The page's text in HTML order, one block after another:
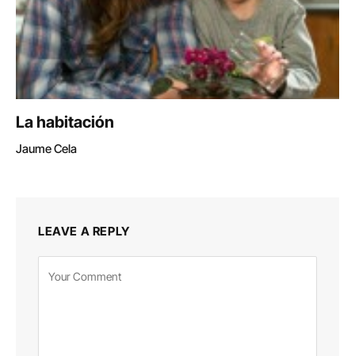
La habitación
Jaume Cela
LEAVE A REPLY